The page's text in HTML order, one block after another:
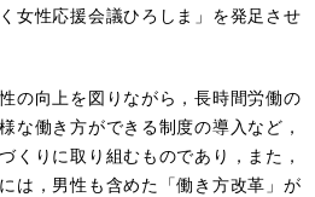
女性応援会議ひろしま」を発足させ
の向上を図りながら，長時間労働の
な働き方ができる制度の導入など，
くりに取り組むものであり，また，
は，男性も含めた「働き方改革」が